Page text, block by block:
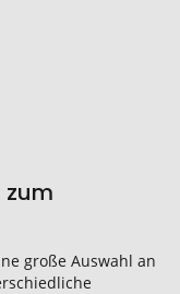
zum
große Auswahl an